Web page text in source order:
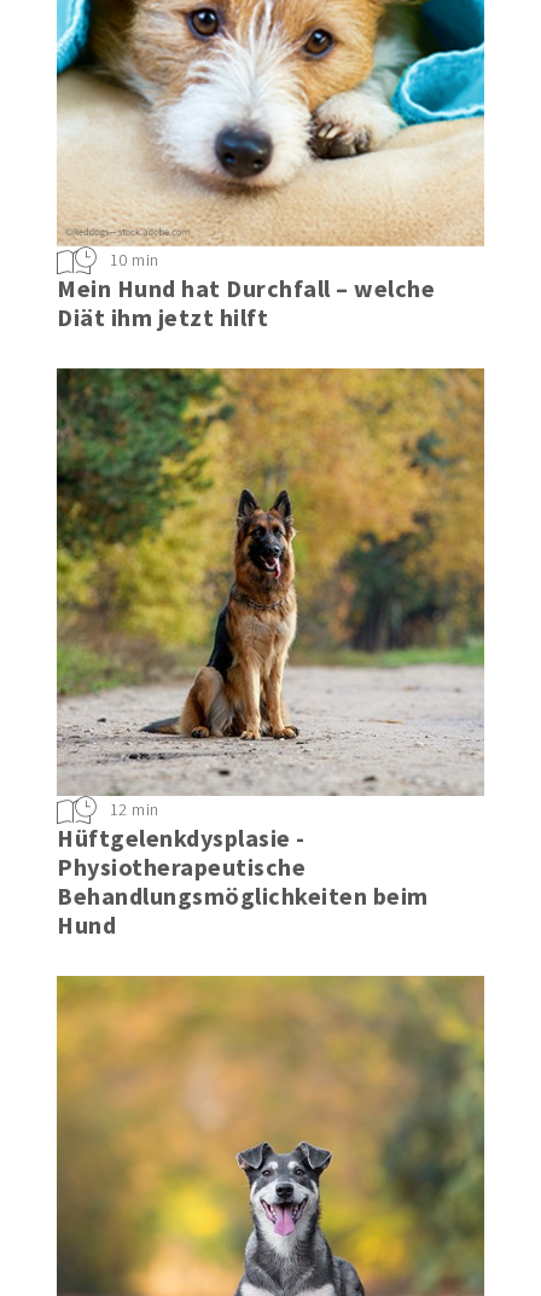
Mein Hund hat Durchfall – welche
Diät ihm jetzt hilft
10 min
Hüftgelenkdysplasie -
Physiotherapeutische
Behandlungsmöglichkeiten beim
Hund
12 min